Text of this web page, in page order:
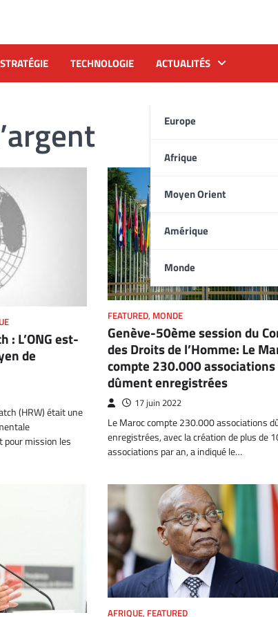
STRATÉGIE TECHNOLOGIE ACTUALITÉS
Europe
Afrique
Moyen Orient
Amérique
Monde
: L’ONG est-
de
(HRW) était une
pour mission les
FEATURED, MONDE
Genève-50ème session du
des Droits de l’Homme: Le
compte 230.000 associations
dûment enregistrées
17 juin 2022
Le Maroc compte 230.000 associations
enregistrées, avec la création de plus de
associations par an, a indiqué le…
AFRIQUE, FEATURED